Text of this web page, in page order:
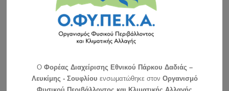
O Φορέας Διαχείρισης Εθνικού Πάρκου Δαδιάς –
Λευκίμης - Σουφλίου ενσωματώθηκε στον Οργανισμό